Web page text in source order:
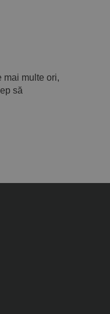
mai multe ori,
să